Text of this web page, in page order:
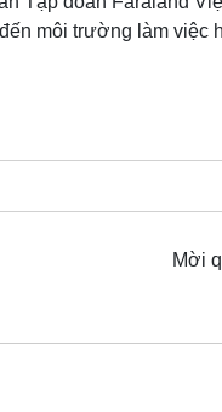
môi trường làm việc
Mời